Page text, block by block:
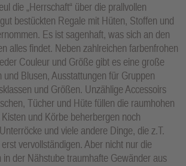
die „Herrschaft“ über die prallvollen
bestückten Regale mit Hüten, Stoffen und
Es ist sagenhaft, was sich an den
alles findet. Neben zahlreichen farbenfrohen
Couleur und Größe gibt es eine große
Blusen, Ausstattungen für Gruppen
und Größen. Unzählige Accessoirs
Tücher und Hüte füllen die raumhohen
und Körbe beherbergen noch
und viele andere Dinge, die z.T.
vervollständigen. Aber nicht nur die
in der Nähstube traumhafte Gewänder aus